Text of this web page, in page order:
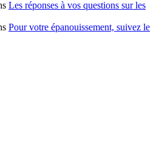
Les réponses à vos questions sur les
Pour votre épanouissement, suivez le